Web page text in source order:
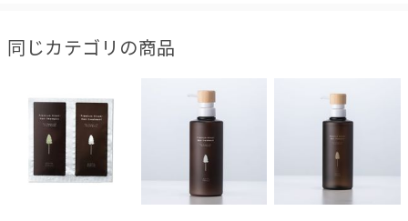
同じカテゴリの商品